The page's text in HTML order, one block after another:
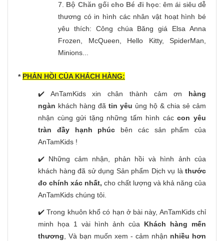
7. Bộ Chăn gối cho Bé đi học: êm ái siêu dễ
thương có in hình các nhân vật hoạt hình bé
yêu thích: Công chúa Băng giá Elsa Anna
Frozen, McQueen, Hello Kitty, SpiderMan,
Minions...
* PHẢN HỒI CỦA KHÁCH HÀNG:
✔️ AnTamKids xin chân thành cảm ơn hàng
ngàn khách hàng đã tin yêu ủng hộ & chia sẻ cảm
nhận cùng gửi tặng những tấm hình cáccon yêu
tràn đầy hạnh phúc bên các sản phẩm của
AnTamKids !
✔️ Những cảm nhận, phản hồi và hình ảnh của
khách hàng đã sử dụng Sản phẩm Dịch vụ là thước
đo chính xác nhất, cho chất lượng và khả năng của
AnTamKids chúng tôi.
✔️ Trong khuôn khổ có hạn ở bài này, AnTamKids chỉ
minh họa 1 vài hình ảnh của Khách hàng mến
thương, Và bạn muốn xem - cảm nhận nhiều hơn